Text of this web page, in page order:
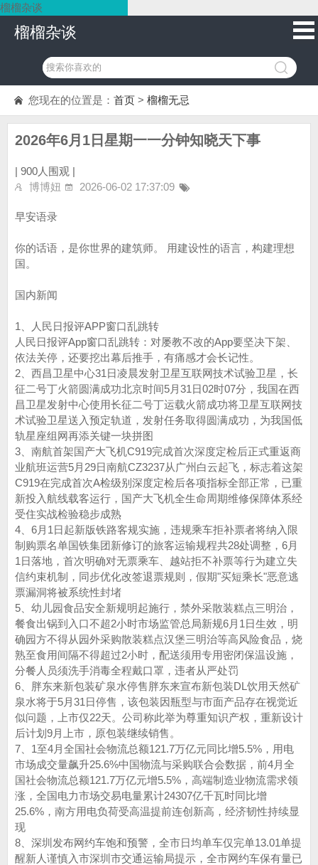
榴榴杂谈
榴榴杂谈
您现在的位置是： 首页 > 榴榴无忌
2026年6月1日星期一一分钟知晓天下事
| 900人围观 |
博博妞
2026-06-02 17:37:09
早安语录
你的话语，是你世界的建筑师。 用建设性的语言，构建理想
国。
国内新闻
1、人民日报评APP窗口乱跳转
人民日报评App窗口乱跳转：对屡教不改的App要坚决下架、
依法关停，还要挖出幕后推手，有痛感才会长记性。‌‌
2、西昌卫星中心31日凌晨发射卫星互联网技术试验卫星，长
征二号丁火箭圆满成功北京时间5月31日02时07分，我国在西
昌卫星发射中心使用长征二号丁运载火箭成功将卫星互联网技
术试验卫星送入预定轨道，发射任务取得圆满成功，为我国低
轨星座组网再添关键一块拼图
3、南航首架国产大飞机C919完成首次深度定检后正式重返商
业航班运营5月29日南航CZ3237从广州白云起飞，标志着这架
C919在完成首次A检级别深度定检后各项指标全部正常，已重
新投入航线载客运行，国产大飞机全生命周期维修保障体系经
受住实战检验稳步成熟
4、6月1日起新版铁路客规实施，违规乘车拒补票者将纳入限
制购票名单国铁集团新修订的旅客运输规程共28处调整，6月
1日落地，首次明确对无票乘车、越站拒不补票等行为建立失
信约束机制，同步优化改签退票规则，假期"买短乘长"恶意逃
票漏洞将被系统性封堵
5、幼儿园食品安全新规明起施行，禁外采散装糕点三明治，
餐食出锅到入口不超2小时市场监管总局新规6月1日生效，明
确园方不得从园外采购散装糕点汉堡三明治等高风险食品，烧
熟至食用间隔不得超过2小时，配送须用专用密闭保温设施，
分餐人员须洗手消毒全程戴口罩，违者从严处罚
6、胖东来新包装矿泉水停售胖东来宣布新包装DL饮用天然矿
泉水‌将于5月31日停售，该包装因瓶型与市面产品存在‌视觉近
似‌问题，上市仅22天。公司称此举为尊重知识产权，重新设计
后计划9月上市，原包装继续销售。‌‌
7、1至4月全国社会物流总额121.7万亿元同比增5.5%，用电
市场成交量飙升25.6%中国物流与采购联合会数据，前4月全
国社会物流总额121.7万亿元增5.5%，高端制造业物流需求领
涨，全国电力市场交易电量累计24307亿千瓦时同比增
25.6%，南方用电负荷受高温提前连创新高，经济韧性持续显
现
8、深圳发布网约车饱和预警，全市日均单车仅完单13.01单提
醒新人谨慎入市深圳市交通运输局提示，全市网约车保有量已